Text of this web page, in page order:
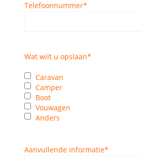
Telefoonnummer*
Wat wilt u opslaan*
Caravan
Camper
Boot
Vouwagen
Anders
Aanvullende informatie*